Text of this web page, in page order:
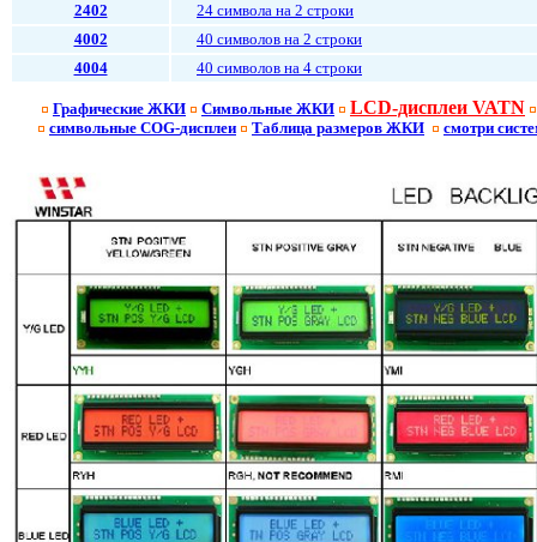
2402
24 символа на 2 строки
4002
40 символов на 2 строки
4004
40 символов на 4 строки
Графические ЖКИ Символьные ЖКИ LCD-дисплеи VATN
символьные COG-дисплеи Таблица размеров ЖКИ смотри